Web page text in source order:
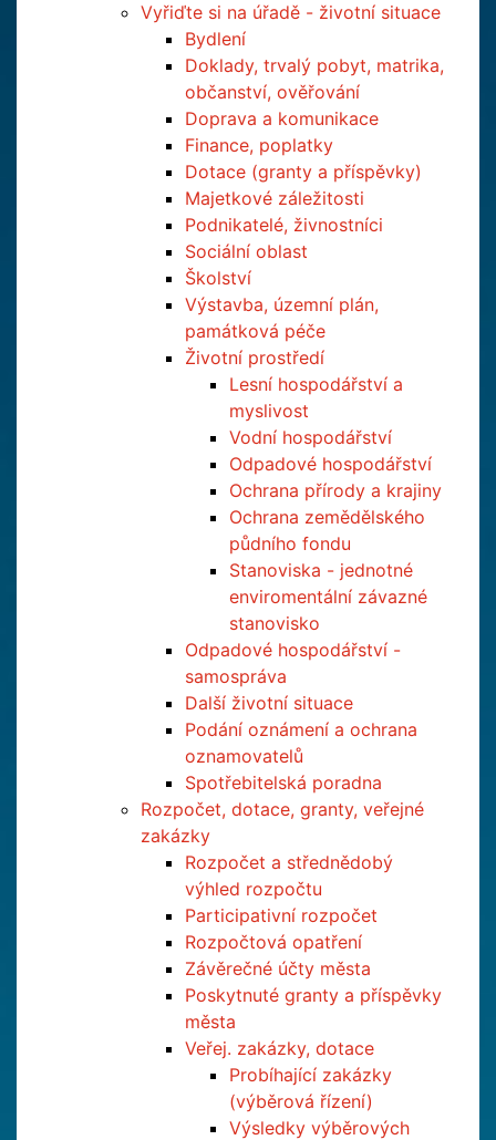
Vyřiďte si na úřadě - životní situace
Bydlení
Doklady, trvalý pobyt, matrika,
občanství, ověřování
Doprava a komunikace
Finance, poplatky
Dotace (granty a příspěvky)
Majetkové záležitosti
Podnikatelé, živnostníci
Sociální oblast
Školství
Výstavba, územní plán,
památková péče
Životní prostředí
Lesní hospodářství a
myslivost
Vodní hospodářství
Odpadové hospodářství
Ochrana přírody a krajiny
Ochrana zemědělského
půdního fondu
Stanoviska - jednotné
enviromentální závazné
stanovisko
Odpadové hospodářství -
samospráva
Další životní situace
Podání oznámení a ochrana
oznamovatelů
Spotřebitelská poradna
Rozpočet, dotace, granty, veřejné
zakázky
Rozpočet a střednědobý
výhled rozpočtu
Participativní rozpočet
Rozpočtová opatření
Závěrečné účty města
Poskytnuté granty a příspěvky
města
Veřej. zakázky, dotace
Probíhající zakázky
(výběrová řízení)
Výsledky výběrových